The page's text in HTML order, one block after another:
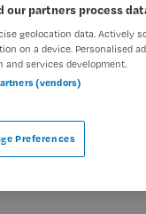
Maandag is
voor u wellicht
our partners process
geolocation data. Actively
on a device. Personalised
and services development.
(vendors)
Preferences